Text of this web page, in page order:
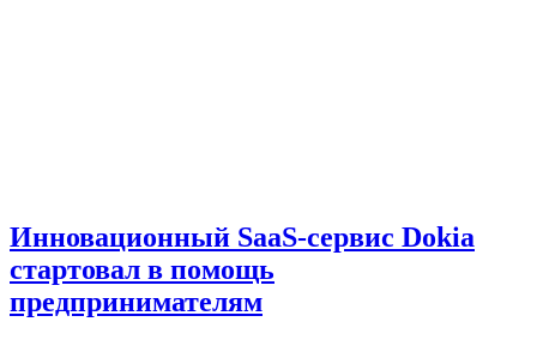
Инновационный SaaS-сервис Dokia
стартовал в помощь
предпринимателям